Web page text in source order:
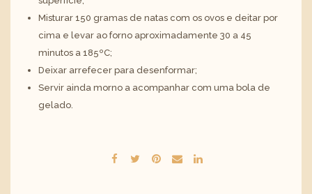
Misturar 150 gramas de natas com os ovos e deitar por
cima e levar ao forno aproximadamente 30 a 45
minutos a 185ºC;
Deixar arrefecer para desenformar;
Servir ainda morno a acompanhar com uma bola de
gelado.